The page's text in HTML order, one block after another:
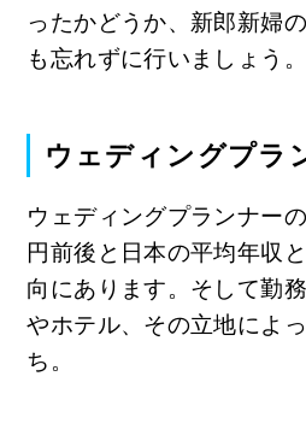
ったかどうか、新郎新婦
も忘れずに行いましょう。
ウェディングプラ
ウェディングプランナー
円前後と日本の平均年収
向にあります。そして勤
やホテル、その立地によ
ち。